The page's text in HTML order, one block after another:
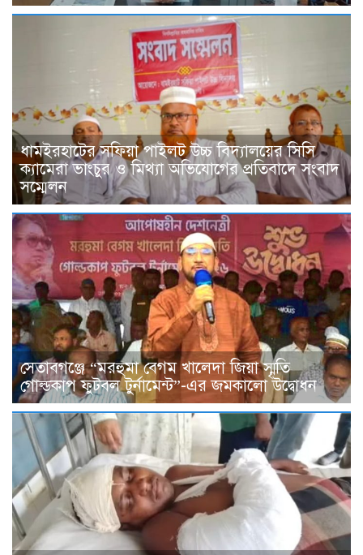
ধামইরহাটের সফিয়া পাইলট উচ্চ বিদ্যালয়ের সিসি
ক্যামেরা ভাংচুর ও মিথ্যা অভিযোগের প্রতিবাদে সংবাদ
সম্মেলন
সেতাবগঞ্জে “মরহুমা বেগম খালেদা জিয়া স্মৃতি
গোল্ডকাপ ফুটবল টুর্নামেন্ট”-এর জমকালো উদ্বোধন